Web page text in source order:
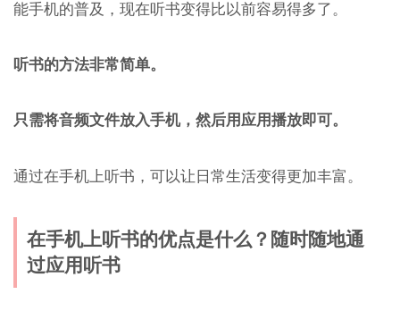
能手机的普及，现在听书变得比以前容易得多了。
听书的方法非常简单。
只需将音频文件放入手机，然后用应用播放即可。
通过在手机上听书，可以让日常生活变得更加丰富。
在手机上听书的优点是什么？随时随地通
过应用听书